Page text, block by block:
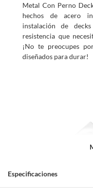
Metal Con Perno
hechos de acero
instalación de
resistencia que
¡No te preocupes
diseñados para durar!
Especificaciones